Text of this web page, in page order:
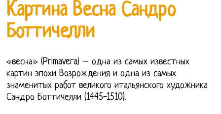
Картина Весна Сандро
Боттичелли
«весна» (Primavera) – одна из самых известных
картин эпохи Возрождения и одна из самых
знаменитых работ великого итальянского художника
Сандро Боттичелли (1445-1510).